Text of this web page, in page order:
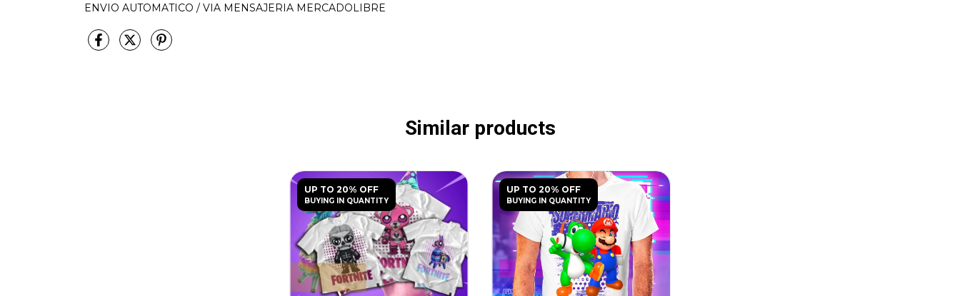
ENVIO AUTOMATICO / VIA MENSAJERIA MERCADOLIBRE
Similar products
UP TO 20% OFF
BUYING IN QUANTITY
UP TO 20% OFF
BUYING IN QUANTITY